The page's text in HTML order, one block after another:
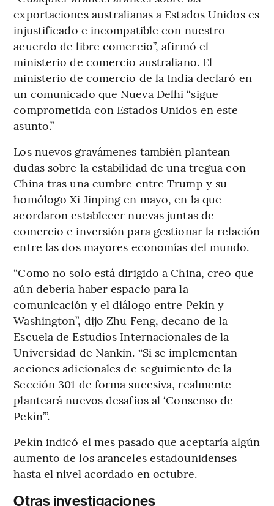
exportaciones australianas a Estados Unidos es
injustificado e incompatible con nuestro
acuerdo de libre comercio”, afirmó el
ministerio de comercio australiano. El
ministerio de comercio de la India declaró en
un comunicado que Nueva Delhi “sigue
comprometida con Estados Unidos en este
asunto.”
Los nuevos gravámenes también plantean
dudas sobre la estabilidad de una tregua con
China tras una cumbre entre Trump y su
homólogo Xi Jinping en mayo, en la que
acordaron establecer nuevas juntas de
comercio e inversión para gestionar la relación
entre las dos mayores economías del mundo.
“Como no solo está dirigido a China, creo que
aún debería haber espacio para la
comunicación y el diálogo entre Pekín y
Washington”, dijo Zhu Feng, decano de la
Escuela de Estudios Internacionales de la
Universidad de Nankín. “Si se implementan
acciones adicionales de seguimiento de la
Sección 301 de forma sucesiva, realmente
planteará nuevos desafíos al ‘Consenso de
Pekín’”.
Pekín indicó el mes pasado que aceptaría algún
aumento de los aranceles estadounidenses
hasta el nivel acordado en octubre.
Otras investigaciones